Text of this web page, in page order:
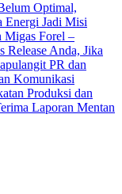
Optimal,
Energi Jadi Misi
Migas Forel –
Release Anda, Jika
PR dan
Komunikasi
Produksi dan
Laporan Mentan